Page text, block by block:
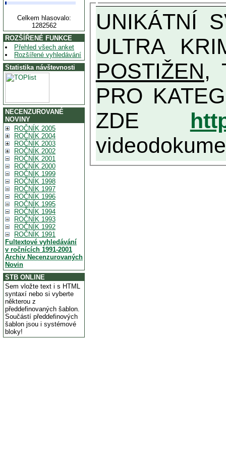
Celkem hlasovalo:
1282562
ROZŠÍŘENÉ FUNKCE
Přehled všech anket
Rozšířené vyhledávání
Statistika návštevnosti
NECENZUROVANÉ
NOVINY
ROČNÍK 2005
ROČNÍK 2004
ROČNÍK 2003
ROČNÍK 2002
ROČNÍK 2001
ROČNÍK 2000
ROČNÍK 1999
ROČNÍK 1998
ROČNÍK 1997
ROČNÍK 1996
ROČNÍK 1995
ROČNÍK 1994
ROČNÍK 1993
ROČNÍK 1992
ROČNÍK 1991
Fultextové vyhledávání
v ročnících 1991-2001
Archiv Necenzurovaných
Novin
STB ONLINE
Sem vložte text i s HTML
syntaxí nebo si vyberte
některou z
předdefinovaných šablon.
Součástí předdefinových
šablon jsou i systémové
bloky!
UNIKÁTNÍ SVĚDECTVÍ ZE SOUČASNOSTI: PŘEDSEDA VLASTIZRÁDNÉ VLÁDY KGB MIMOŘÁDNĚ DETAILNĚ O
ULTRA
POSTIŽEN,
PRO KATEGORII TĚCH VŮBEC
ZDE